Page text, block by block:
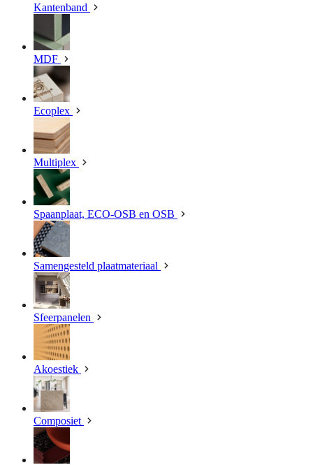
Kantenband
MDF
Ecoplex
Multiplex
Spaanplaat, ECO-OSB en OSB
Samengesteld plaatmateriaal
Sfeerpanelen
Akoestiek
Composiet